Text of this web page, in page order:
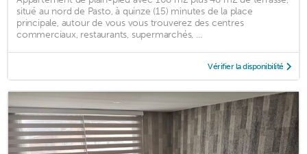
situé au nord de Pasto, à quinze (15) minutes de la place
principale, autour de vous vous trouverez des centres
commerciaux, restaurants, supermarchés, ...
Vérifier la disponibilité